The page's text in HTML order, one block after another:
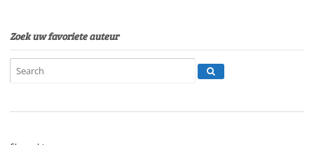
Zoek uw favoriete auteur